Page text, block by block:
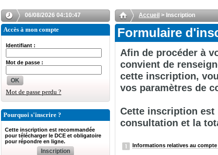
06/08/2026 04:10:47
Accès à mon compte
Identifiant :
Mot de passe :
OK
Mot de passe perdu ?
Pourquoi s'inscrire ?
Cette inscription est recommandée
pour télécharger le DCE et obligatoire
pour répondre en ligne.
Inscription
Accueil > Inscription
Formulaire
Afin de procéder à
convient de
cette inscription,
vos paramètres de
Cette inscription est
consultation et la
Informations relatives au